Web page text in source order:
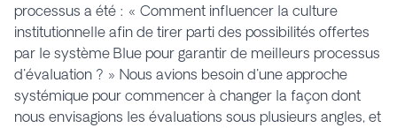
processus a été : « Comment influencer la culture
institutionnelle afin de tirer parti des possibilités offertes
par le système Blue pour garantir de meilleurs processus
d'évaluation ? » Nous avions besoin d'une approche
systémique pour commencer à changer la façon dont
nous envisagions les évaluations sous plusieurs angles, et